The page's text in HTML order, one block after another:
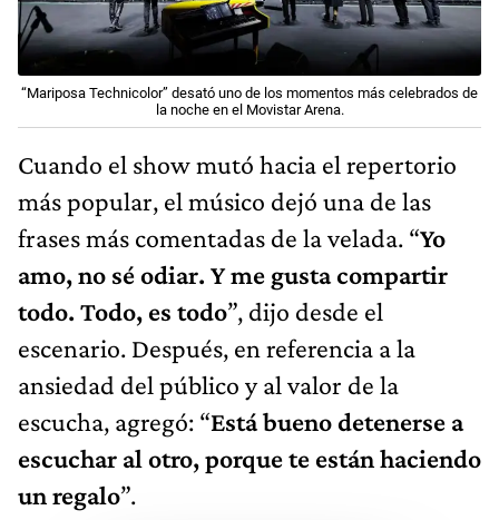
“Mariposa Technicolor” desató uno de los momentos más celebrados de
la noche en el Movistar Arena.
Cuando el show mutó hacia el repertorio
más popular, el músico dejó una de las
frases más comentadas de la velada. “Yo
amo, no sé odiar. Y me gusta compartir
todo. Todo, es todo”, dijo desde el
escenario. Después, en referencia a la
ansiedad del público y al valor de la
escucha, agregó: “Está bueno detenerse a
escuchar al otro, porque te están haciendo
un regalo”.